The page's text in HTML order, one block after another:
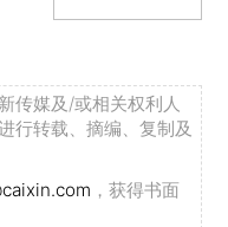
传媒及/或相关权利人
行转载、摘编、复制及
，获得书面